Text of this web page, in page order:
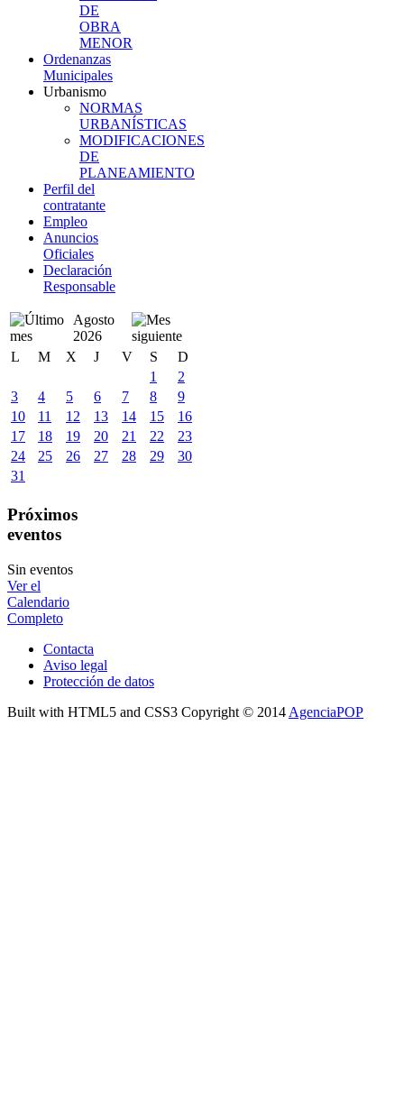
DE
OBRA
MENOR
Ordenanzas
Municipales
Urbanismo
NORMAS
URBANÍSTICAS
MODIFICACIONES
DE
PLANEAMIENTO
Perfil del
contratante
Empleo
Anuncios
Oficiales
Declaración
Responsable
Agosto
2026
L
M X J V S
D
1
2
3
4 5 6 7 8
9
10
11 12 13 14 15
16
17
18 19 20 21 22
23
24
25 26 27 28 29
30
31
Próximos
eventos
Sin eventos
Ver el
Calendario
Completo
Contacta
Aviso legal
Protección de datos
Built with HTML5 and CSS3 Copyright © 2014 AgenciaPOP